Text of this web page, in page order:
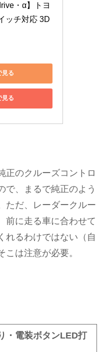
・α】トヨ
ッチ対応 3D
る
見る
正のクルーズコントロ
で、まるで純正のよう
ただ、レーダークルー
前に走る車に合わせて
れるわけではない（自
は注意が必要。
・電装ボタンLED打